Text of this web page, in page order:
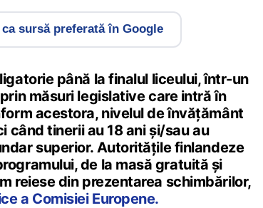
sursă preferată în Google
până la finalul liceului, într-un
măsuri legislative care intră în
acestora, nivelul de învățământ
când tinerii au 18 ani și/sau au
superior. Autoritățile finlandeze
de la masă gratuită și
reiese din prezentarea schimbărilor,
a Comisiei Europene.